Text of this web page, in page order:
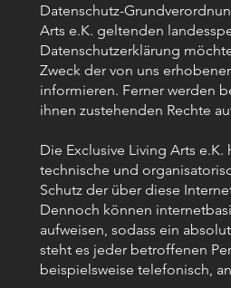
Datenschutz-
Arts e.K. geltenden
Datenschutzerklärung
Zweck der von uns
informieren. Ferner werden
ihnen zustehenden Rechte
Die Exclusive Living Arts
technische und
Schutz der über diese
Dennoch können
aufweisen, sodass ein
steht es jeder betroffenen
beispielsweise telefonisch,